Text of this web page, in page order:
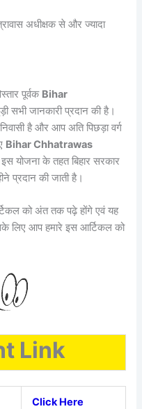
अधीक्षक से और ज्यादा
पूर्वक Bihar
सभी जानकारी प्रदान की है।
है और आप अति पिछड़ा वर्ग
Bihar Chhatrawas
योजना के तहत बिहार सरकार
प्रदान की जाती है।
को अंत तक पढ़े होंगे एवं यह
लिए आप हमारे इस आर्टिकल को
Link
Click Here